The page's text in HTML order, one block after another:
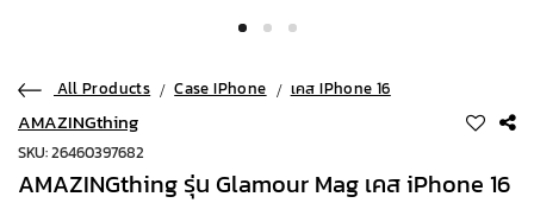
All Products Case IPhone เคส IPhone 16
AMAZINGthing
SKU: 26460397682
AMAZINGthing รุ่น Glamour Mag เคส iPhone 16